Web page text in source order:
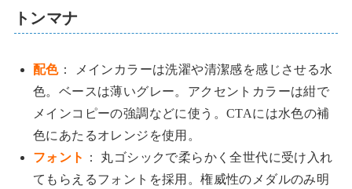
トンマナ
配色： メインカラーは洗濯や清潔感を感じさせる水
色。ベースは薄いグレー。アクセントカラーは紺で
メインコピーの強調などに使う。CTAには水色の補
色にあたるオレンジを使用。
フォント
： 丸ゴシックで柔らかく全世代に受け入れ
てもらえるフォントを採用。権威性のメダルのみ明